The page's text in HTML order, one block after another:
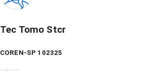
Tec Tomo Stcr
COREN-SP 102325